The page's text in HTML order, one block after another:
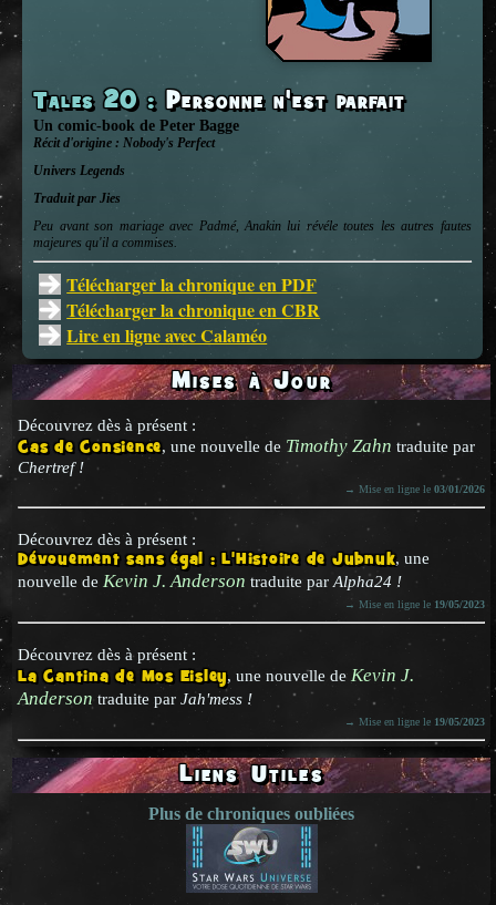
Mises à Jour
Découvrez dès à présent :
Cas de Consience, une nouvelle de Timothy Zahn traduite par
Chertref !
→ Mise en ligne le03/01/2026
Découvrez dès à présent :
Dévouement sans égal : L'Histoire de Jubnuk, une
nouvelle de Kevin J. Anderson traduite parAlpha24 !
→ Mise en ligne le 19/05/2023
Découvrez dès à présent :
La Cantina de Mos Eisley, une nouvelle de Kevin J.
Anderson traduite parJah'mess !
→ Mise en ligne le 19/05/2023
Liens Utiles
Plus de chroniques oubliées
Tales 20: Personne n'est parfait
Un comic-book dePeter Bagge
Récit d'origine :Nobody's Perfect
UniversLegends
Traduit par Jies
Peu avant son mariage avec Padmé, Anakin lui révéle toutes les autres fautes
majeures qu'il a commises.
Télécharger la chronique en PDF
Télécharger la chronique en CBR
Lire en ligne avec Calaméo